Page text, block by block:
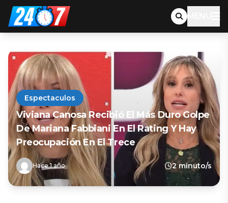
MENU
Espectaculos
Viviana Canosa Recibió El Más Duro Golpe
De Mariana Fabbiani En El Rating Y Hay
Preocupación En El Trece
Hace 1 año 2 minuto/s